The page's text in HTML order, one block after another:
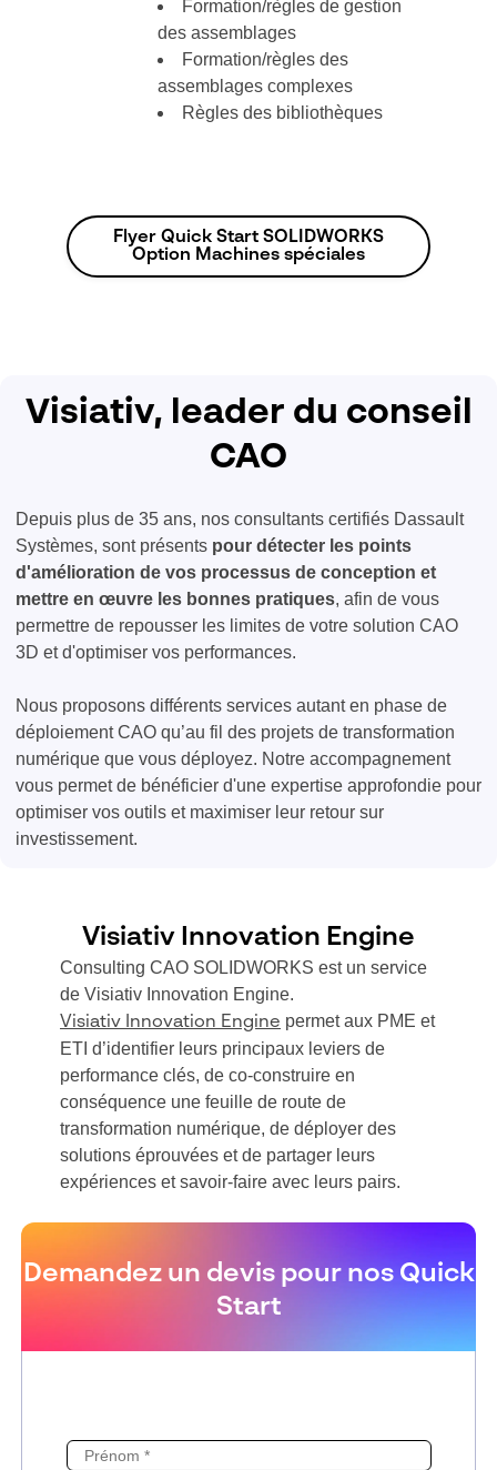
Formation/règles de gestion
des assemblages
Formation/règles des
assemblages complexes
Règles des bibliothèques
Flyer Quick Start SOLIDWORKS
Option Machines spéciales
Visiativ, leader du conseil
CAO
Depuis plus de 35 ans, nos consultants certifiés Dassault
Systèmes, sont présents pour détecter les points
d'amélioration de vos processus de conception et
mettre en œuvre les bonnes pratiques, afin de vous
permettre de repousser les limites de votre solution CAO
3D et d'optimiser vos performances.
Nous proposons différents services autant en phase de
déploiement CAO qu’au fil des projets de transformation
numérique que vous déployez. Notre accompagnement
vous permet de bénéficier d'une expertise approfondie pour
optimiser vos outils et maximiser leur retour sur
investissement.
Visiativ Innovation Engine
Consulting CAO SOLIDWORKS est un service
de Visiativ Innovation Engine.
Visiativ Innovation Engine permet aux PME et
ETI d’identifier leurs principaux leviers de
performance clés, de co-construire en
conséquence une feuille de route de
transformation numérique, de déployer des
solutions éprouvées et de partager leurs
expériences et savoir-faire avec leurs pairs.
Demandez un devis pour nos Quick
Start